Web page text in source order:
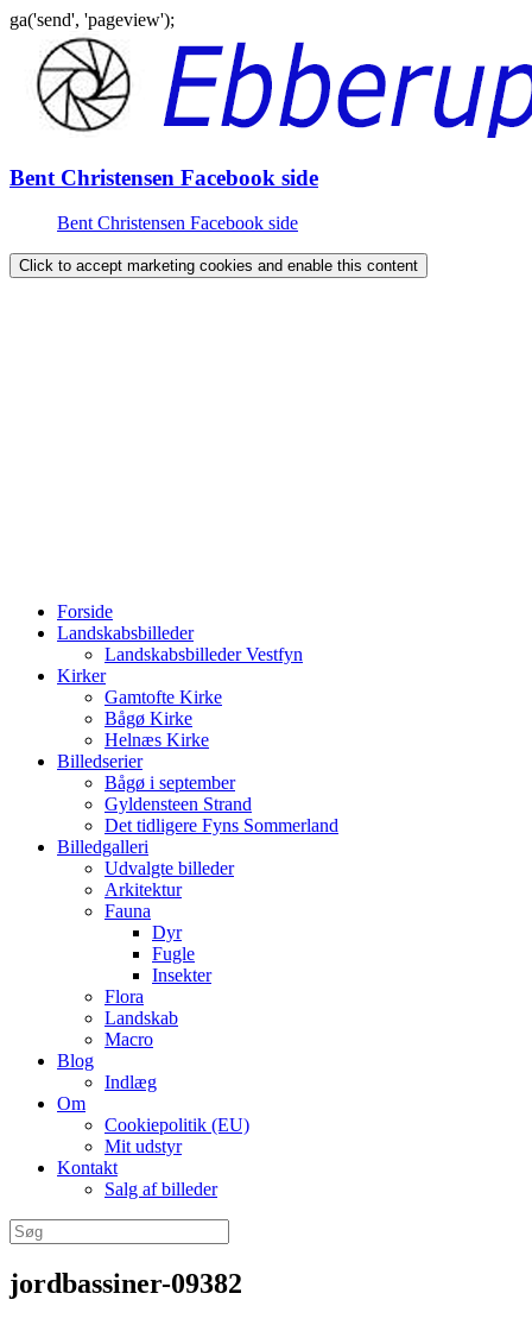
ga('send', 'pageview');
indhold
Bent Christensen Facebook side
Bent Christensen Facebook side
Click to accept marketing cookies and enable this content
Forside
Landskabsbilleder
Landskabsbilleder Vestfyn
Kirker
Gamtofte Kirke
Bågø Kirke
Helnæs Kirke
Billedserier
Bågø i september
Gyldensteen Strand
Det tidligere Fyns Sommerland
Billedgalleri
Udvalgte billeder
Arkitektur
Fauna
Dyr
Fugle
Insekter
Flora
Landskab
Macro
Blog
Indlæg
Om
Cookiepolitik (EU)
Mit udstyr
Kontakt
Salg af billeder
Søg
efter:
jordbassiner-09382